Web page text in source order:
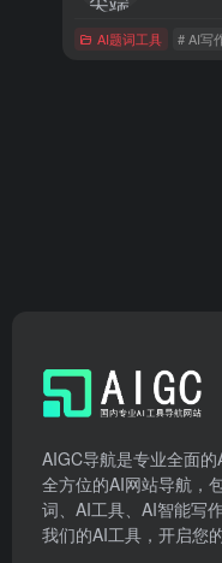
AI题词工具 # AI写
AIGC导航是专业全面
全方位的AI网站导航，
词、AI工具、AI智能写
我们的AI工具，开启您